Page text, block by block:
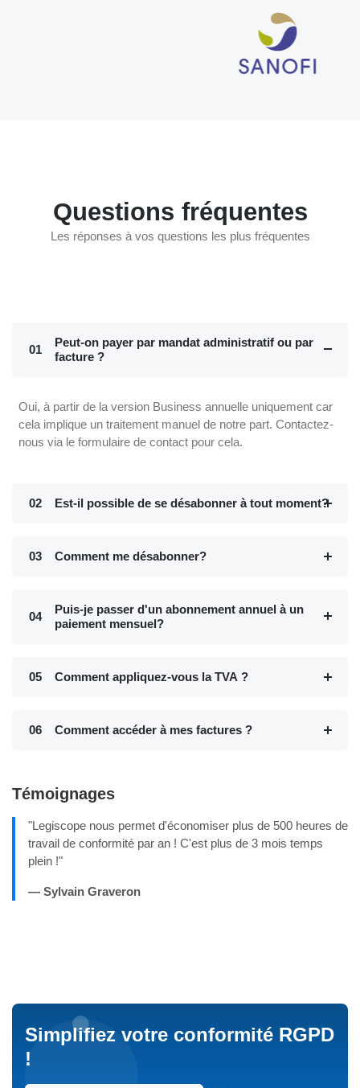
Questions fréquentes
Les réponses à vos questions les plus fréquentes
01
Peut-on payer par mandat administratif ou par
facture ?
Oui, à partir de la version Business annuelle uniquement car
cela implique un traitement manuel de notre part. Contactez-
nous via le formulaire de contact pour cela.
02 Est-il possible de se désabonner à tout moment?
03 Comment me désabonner?
04
Puis-je passer d'un abonnement annuel à un
paiement mensuel?
05 Comment appliquez-vous la TVA ?
06 Comment accéder à mes factures ?
Témoignages
"Legiscope nous permet d'économiser plus de 500 heures de
travail de conformité par an ! C'est plus de 3 mois temps
plein !"
— Sylvain Graveron
Simplifiez votre conformité RGPD
!